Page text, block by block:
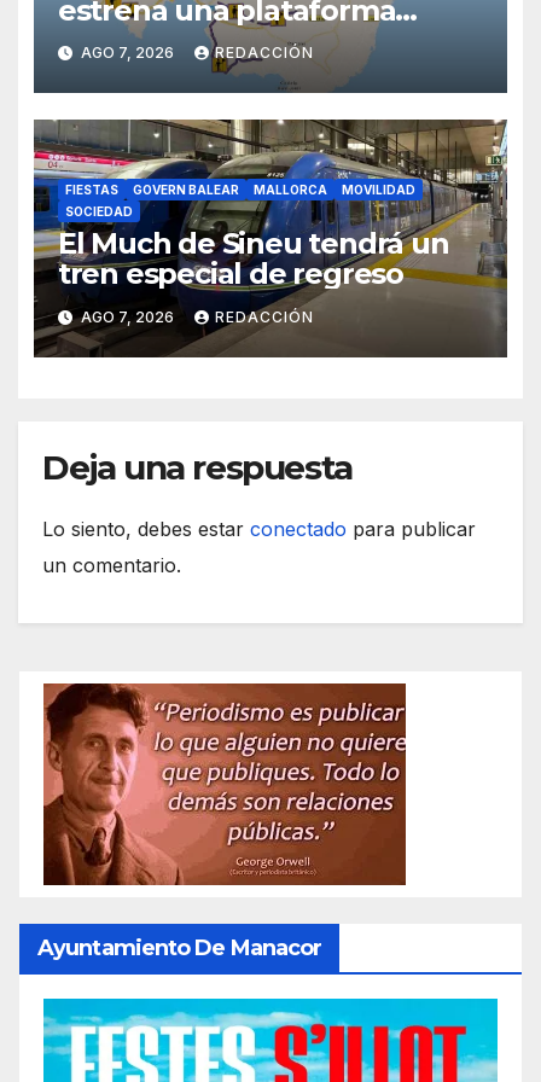
estrena una plataforma
inteligente de incidencias
viarias en tiempo real
AGO 7, 2026 REDACCIÓN
FIESTAS GOVERN BALEAR MALLORCA
MOVILIDAD
SOCIEDAD
El Much de Sineu tendrá un
tren especial de regreso
AGO 7, 2026 REDACCIÓN
Deja una respuesta
Lo siento, debes estar conectado para publicar
un comentario.
Ayuntamiento De Manacor